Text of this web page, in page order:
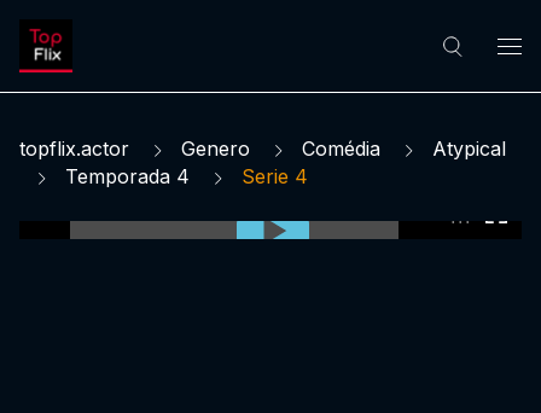
topflix.actor Genero Comédia
Atypical
Temporada 4
Serie 4